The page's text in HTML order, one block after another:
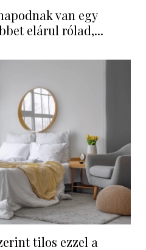
van egy
elárul rólad,...
tilos ezzel a